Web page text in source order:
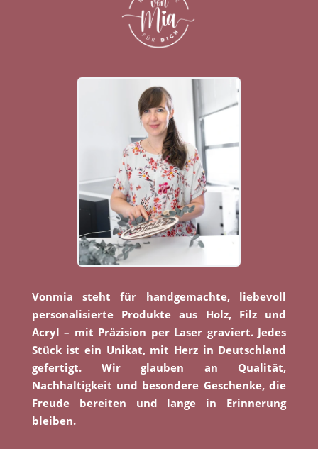
Vonmia steht für handgemachte, liebevoll
personalisierte Produkte aus Holz, Filz und
Acryl – mit Präzision per Laser graviert. Jedes
Stück ist ein Unikat, mit Herz in Deutschland
gefertigt. Wir glauben an Qualität,
Nachhaltigkeit und besondere Geschenke, die
Freude bereiten und lange in Erinnerung
bleiben.